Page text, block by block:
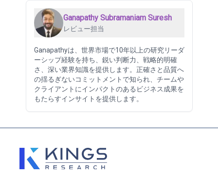
Ganapathy Subramaniam Suresh
レビュー担当
Ganapathyは、世界市場で10年以上の研究リーダ
ーシップ経験を持ち、鋭い判断力、戦略的明確
さ、深い業界知識を提供します。正確さと品質へ
の揺るぎないコミットメントで知られ、チームや
クライアントにインパクトのあるビジネス成果を
もたらすインサイトを提供します。